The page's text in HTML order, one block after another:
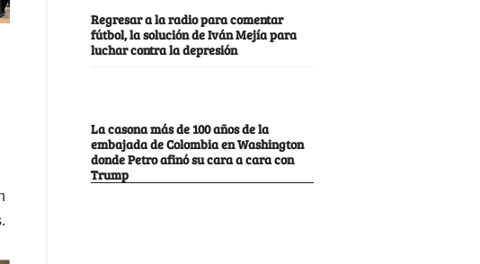
Regresar a la radio para comentar
fútbol, la solución de Iván Mejía para
luchar contra la depresión
La casona más de 100 años de la
embajada de Colombia en Washington
donde Petro afinó su cara a cara con
Trump